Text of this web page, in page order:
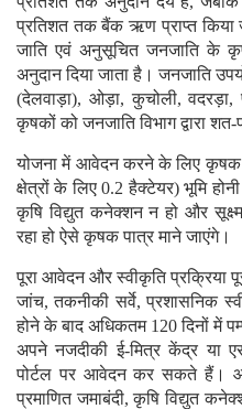
प्रतिशत तक बैंक ऋण प्राप्त
जाति एवं अनुसूचित जनजाति के
अनुदान दिया जाता है। जनजाति
(देलवाड़ा), ओड़ा, कुचोली,
कृषकों को जनजाति विभाग द्वारा
योजना में आवेदन करने के लिए कृषक
क्षेत्रों के लिए 0.2 हैक्टेयर) भूमि
कृषि विद्युत कनेक्शन न हो और
रहा हो ऐसे कृषक पात्र माने जाएंगे।
पूरा आवेदन और स्वीकृति प्रक्रिया
जांच, तकनीकी सर्वे, प्रशासनिक
होने के बाद अधिकतम 120 दिनों में
अपने नजदीकी ई-मित्र केंद्र या
पोर्टल पर आवेदन कर सकते हैं।
प्रमाणित जमाबंदी, कृषि विद्युत